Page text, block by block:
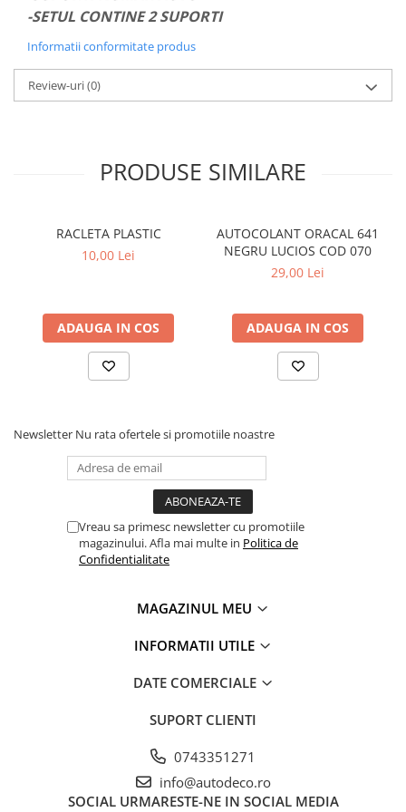
PARASOLARE
PAUL WALKER STICKER
PENTRU FETE
PRODUSE IN TRENDING
STICKERE CRĂCIUN
STICKERE GEAM MIC
STICKERE PENTRU LATERALE
STICKERE PERSONALIZATE
STICKERE PRAGURI
STICKERE UTILAJE AGRICOLE
VANATOARE - PESCUIT
STICKERE PERSONALIZATE
PRODUSE PERSONALIZATE FIRME
CARTI DE VIZITA
ECHIPAMENT DE LUCRU
PLACUTE INFORMATIVE
BANNERE PERSONALIZATE
TRICOURI MĂRCI AUTO
-SETUL CONTINE 2 SUPORTI
Informatii conformitate produs
Review-uri(0)
PRODUSE SIMILARE
RACLETA PLASTIC
10,00 Lei
ADAUGA IN COS
AUTOCOLANT ORACAL 641
NEGRU LUCIOS COD 070
29,00 Lei
ADAUGA IN COS
Newsletter Nu rata ofertele si promotiile noastre
Vreau sa primesc newsletter cu promotiile
magazinului. Afla mai multe in Politica de
Confidentialitate
MAGAZINUL MEU
INFORMATII UTILE
DATE COMERCIALE
SUPORT CLIENTI
0743351271
info@autodeco.ro
SOCIAL URMARESTE-NE IN SOCIAL MEDIA